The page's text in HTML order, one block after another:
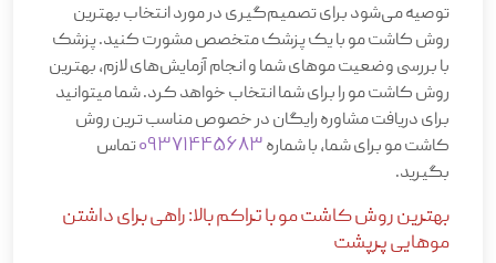
توصیه می‌شود برای تصمیم‌گیری در مورد انتخاب بهترین
روش کاشت مو با یک پزشک متخصص مشورت کنید. پزشک
با بررسی وضعیت موهای شما و انجام آزمایش‌های لازم، بهترین
روش کاشت مو را برای شما انتخاب خواهد کرد. شما میتوانید
برای دریافت مشاوره رایگان در خصوص مناسب ترین روش
کاشت مو برای شما، با شماره09371445683تماس
بگیرید.
بهترین روش کاشت مو با تراکم بالا: راهی برای داشتن
موهایی پرپشت